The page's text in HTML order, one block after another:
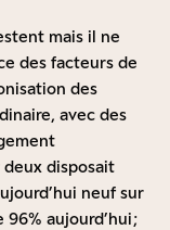
mais il ne
des facteurs de
des
avec des
deux disposait
neuf sur
aujourd’hui ;